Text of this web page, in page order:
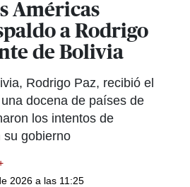
Américas
a Rodrigo
de Bolivia
Rodrigo Paz, recibió el
docena de países de
los intentos de
su gobierno
2026 a las 11:25